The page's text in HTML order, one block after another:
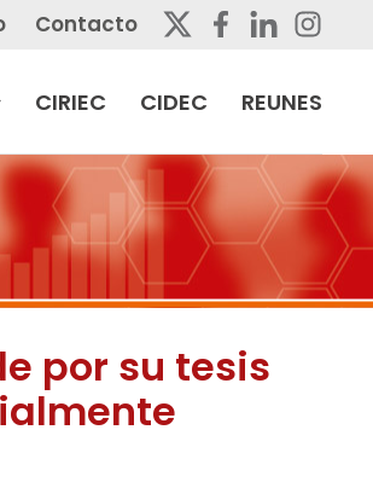
Contacto
CIRIEC CIDEC REUNES
por su tesis